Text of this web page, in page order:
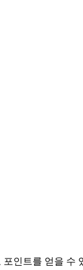
인트를 얻을 수